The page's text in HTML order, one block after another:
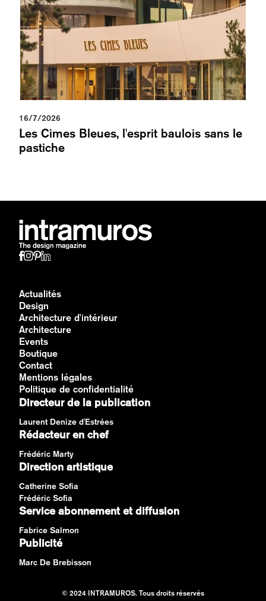
16/7/2026
Les Cimes Bleues, l'esprit baulois sans le
pastiche
Actualités
Design
Architecture d'intérieur
Architecture
Events
Boutique
Contact
Mentions légales
Politique de confidentialité
Directeur de la publication
Laurent Denize d'Estrées
Rédacteur en chef
Frédéric Marty
Direction artistique
Catherine Sofia
Frédéric Sofia
Service abonnement et diffusion
Fabrice Salmon
Publicité
Marc De Brebisson
© 2024 INTRAMUROS. Tous droits réservés